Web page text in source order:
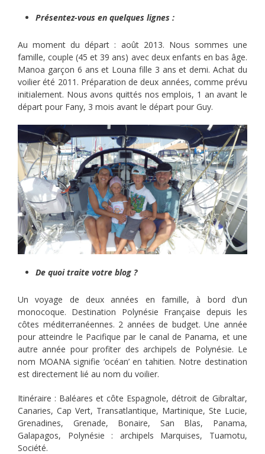
Présentez-vous en quelques lignes :
Au moment du départ : août 2013. Nous sommes une
famille, couple (45 et 39 ans) avec deux enfants en bas âge.
Manoa garçon 6 ans et Louna fille 3 ans et demi. Achat du
voilier été 2011. Préparation de deux années, comme prévu
initialement. Nous avons quittés nos emplois, 1 an avant le
départ pour Fany, 3 mois avant le départ pour Guy.
De quoi traite votre blog ?
Un voyage de deux années en famille, à bord d’un
monocoque. Destination Polynésie Française depuis les
côtes méditerranéennes. 2 années de budget. Une année
pour atteindre le Pacifique par le canal de Panama, et une
autre année pour profiter des archipels de Polynésie. Le
nom MOANA signifie ‘océan’ en tahitien. Notre destination
est directement lié au nom du voilier.
Itinéraire : Baléares et côte Espagnole, détroit de Gibraltar,
Canaries, Cap Vert, Transatlantique, Martinique, Ste Lucie,
Grenadines, Grenade, Bonaire, San Blas, Panama,
Galapagos, Polynésie : archipels Marquises, Tuamotu,
Société.